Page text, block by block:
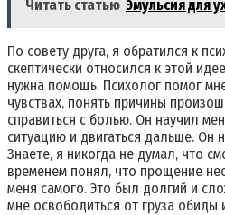
Читать статью Эмульсия для
По совету друга‚ я обратился к
скептически относился к этой
нужна помощь. Психолог помог
чувствах‚ понять причины
справиться с болью. Он научил
ситуацию и двигаться дальше. Он
Знаете‚ я никогда не думал‚ что
временем понял‚ что прощение
меня самого. Это был долгий и
мне освободиться от груза обиды